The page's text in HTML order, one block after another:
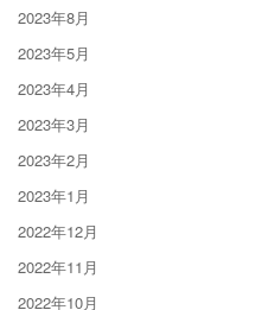
2023年8月
2023年5月
2023年4月
2023年3月
2023年2月
2023年1月
2022年12月
2022年11月
2022年10月